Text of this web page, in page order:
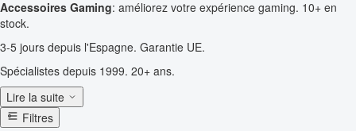
Accessoires Gaming: améliorez votre expérience gaming. 10+ en
stock.
3-5 jours depuis l'Espagne. Garantie UE.
Spécialistes depuis 1999. 20+ ans.
Lire la suite
Filtres